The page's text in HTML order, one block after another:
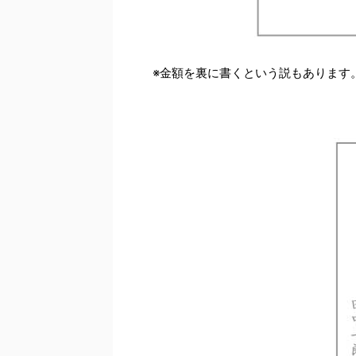
※金額を裏に書くという説もあります